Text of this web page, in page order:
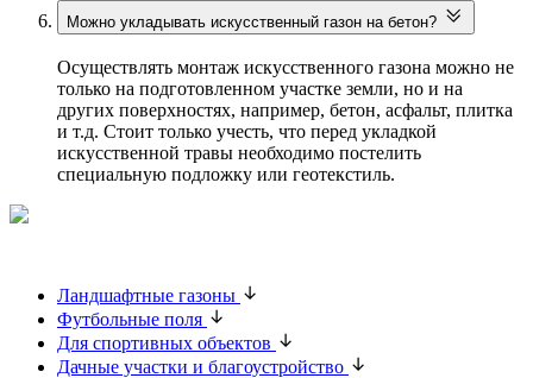
Можно укладывать искусственный газон на бетон?
Осуществлять монтаж искусственного газона можно не
только на подготовленном участке земли, но и на
других поверхностях, например, бетон, асфальт, плитка
и т.д. Стоит только учесть, что перед укладкой
искусственной травы необходимо постелить
специальную подложку или геотекстиль.
Ландшафтные газоны
Футбольные поля
Для спортивных объектов
Дачные участки и благоустройство